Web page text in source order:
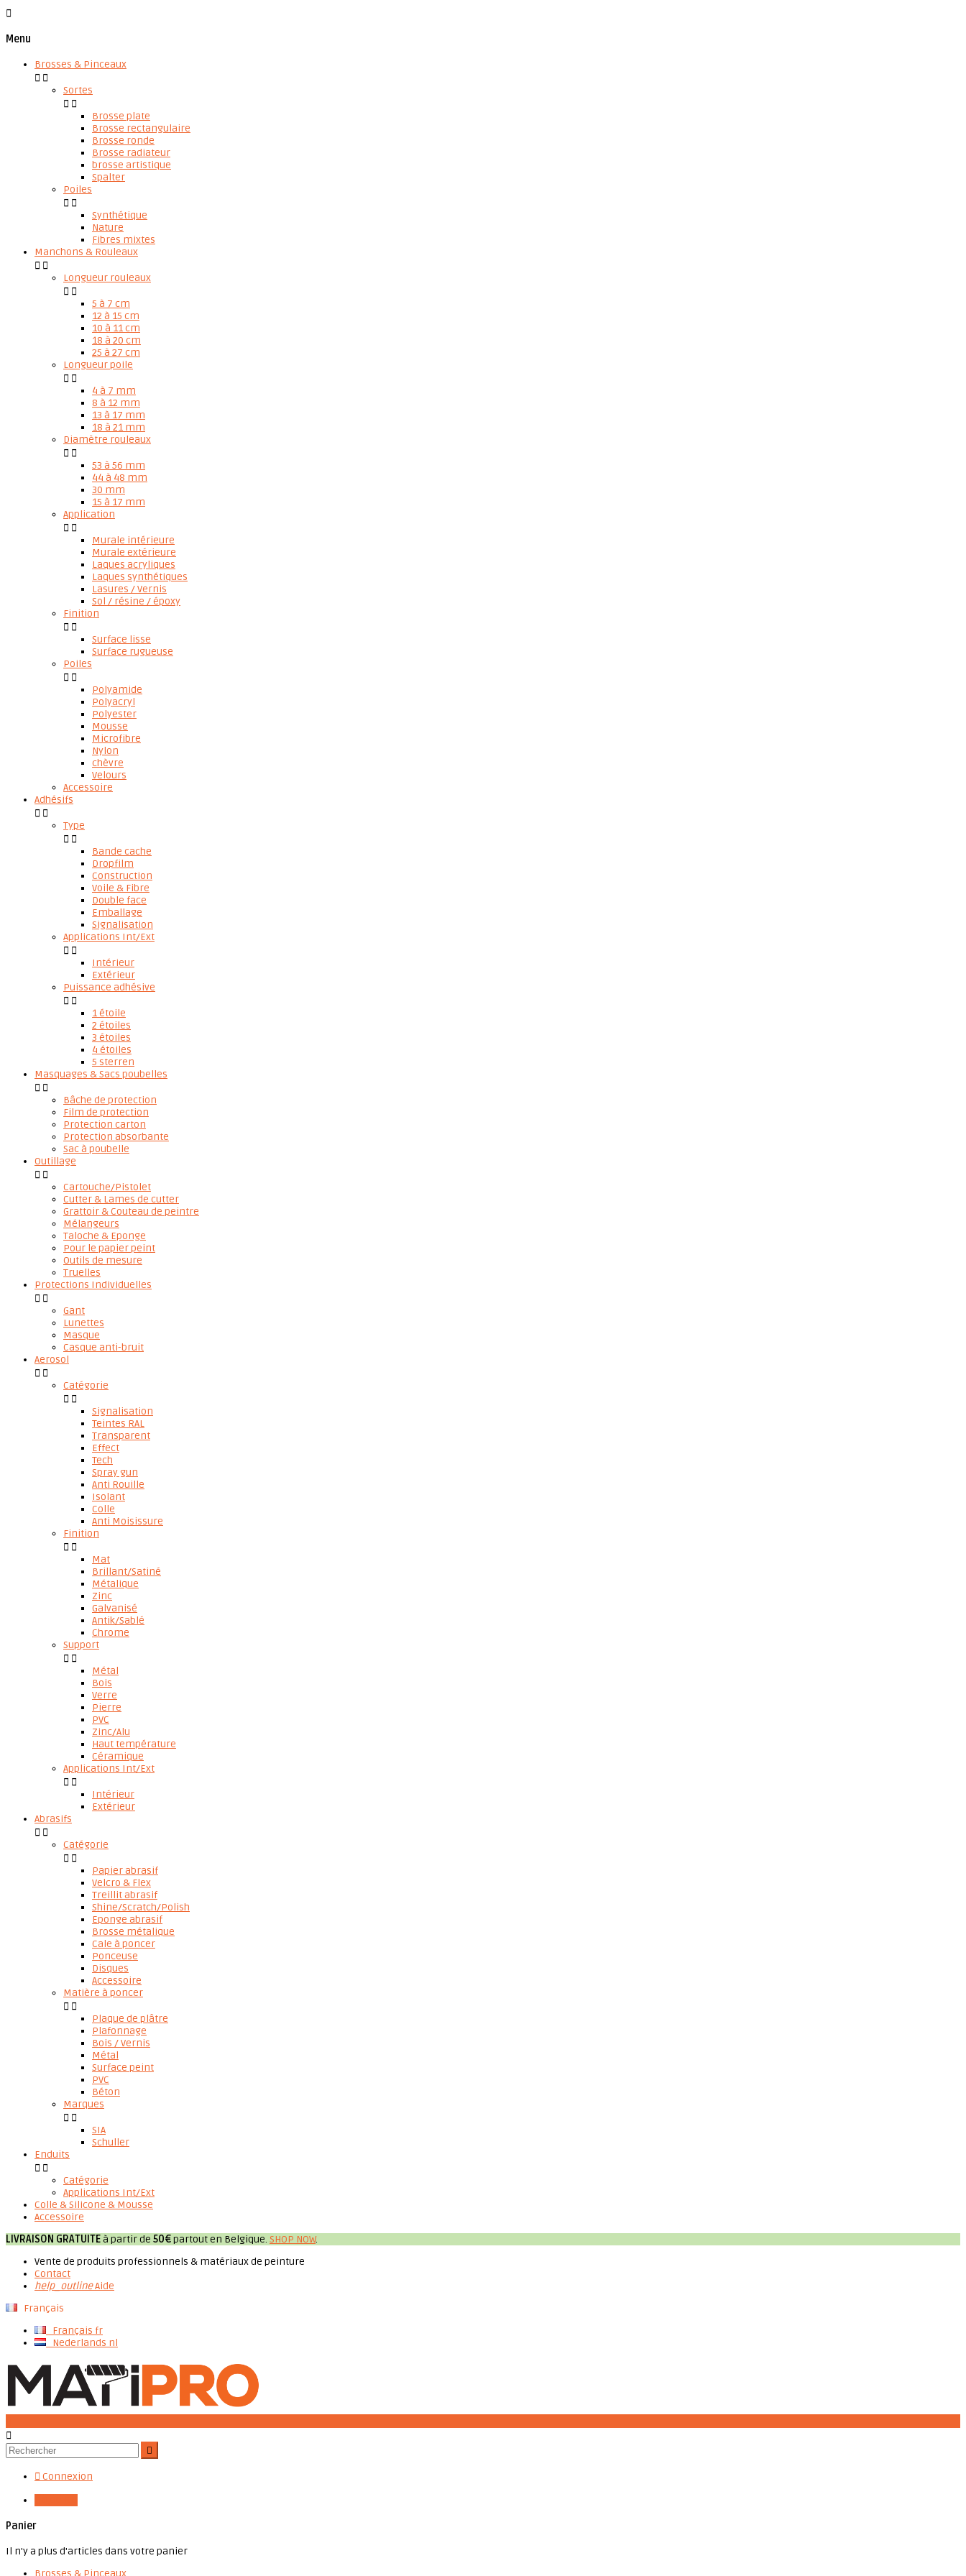

Menu
Brosses & Pinceaux
 
Sortes
 
Brosse plate
Brosse rectangulaire
Brosse ronde
Brosse radiateur
brosse artistique
Spalter
Poiles
 
Synthétique
Nature
Fibres mixtes
Manchons & Rouleaux
 
Longueur rouleaux
 
5 à 7 cm
12 à 15 cm
10 à 11 cm
18 à 20 cm
25 à 27 cm
Longueur poile
 
4 à 7 mm
8 à 12 mm
13 à 17 mm
18 à 21 mm
Diamètre rouleaux
 
53 à 56 mm
44 à 48 mm
30 mm
15 à 17 mm
Application
 
Murale intérieure
Murale extérieure
Laques acryliques
Laques synthétiques
Lasures / Vernis
Sol / résine / époxy
Finition
 
Surface lisse
Surface rugueuse
Poiles
 
Polyamide
Polyacryl
Polyester
Mousse
Microfibre
Nylon
chèvre
Velours
Accessoire
Adhésifs
 
Type
 
Bande cache
Dropfilm
Construction
Voile & Fibre
Double face
Emballage
Signalisation
Applications Int/Ext
 
Intérieur
Extérieur
Puissance adhésive
 
1 étoile
2 étoiles
3 étoiles
4 étoiles
5 sterren
Masquages & Sacs poubelles
 
Bâche de protection
Film de protection
Protection carton
Protection absorbante
Sac à poubelle
Outillage
 
Cartouche/Pistolet
Cutter & Lames de cutter
Grattoir & Couteau de peintre
Mélangeurs
Taloche & Eponge
Pour le papier peint
Outils de mesure
Truelles
Protections Individuelles
 
Gant
Lunettes
Masque
Casque anti-bruit
Aerosol
 
Catégorie
 
Signalisation
Teintes RAL
Transparent
Effect
Tech
Spray gun
Anti Rouille
Isolant
Colle
Anti Moisissure
Finition
 
Mat
Brillant/Satiné
Métalique
Zinc
Galvanisé
Antik/Sablé
Chrome
Support
 
Métal
Bois
Verre
Pierre
PVC
Zinc/Alu
Haut température
Céramique
Applications Int/Ext
 
Intérieur
Extérieur
Abrasifs
 
Catégorie
 
Papier abrasif
Velcro & Flex
Treillit abrasif
Shine/Scratch/Polish
Eponge abrasif
Brosse métalique
Cale à poncer
Ponceuse
Disques
Accessoire
Matière à poncer
 
Plaque de plâtre
Plafonnage
Bois / Vernis
Métal
Surface peint
PVC
Béton
Marques
 
SIA
Schuller
Enduits
 
Catégorie
Applications Int/Ext
Colle & Silicone & Mousse
Accessoire
LIVRAISON GRATUITEà partir de 50€partout en Belgique. SHOP NOW.
Vente de produits professionnels & matériaux de peinture
Contact
help_outlineAide
Français
Français fr
Nederlands nl


 Connexion
Panier
Il n'y a plus d'articles dans votre panier